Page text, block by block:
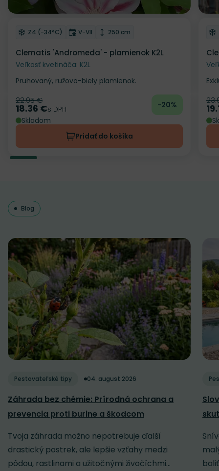
Odober do zoznamu želaní
Mrazuvzdornosť
Z4 (-34°C) Doba kvitnutia
V-VII Výška rastliny
250 cm
Clematis 'Andromeda' - plamienok K2L
Veľkosť kvetináča: K2L
Pruhovaný, ružovo-biely plamienok.
Pôvodná cena
22.95 €
Cena
18.36 €s DPH
-20%
Skladom
Pridať do košíka
Blog
Pestovateľské tipy 04. august 2026
Záhrada bez chémie: Prírodná ochrana a
prevencia proti burine a škodcom
Tvoja záhrada možno nepotrebuje ďalší
drastický postrek, ale lepšie vzťahy medzi
pôdou, rastlinami a užitočnými živočíchmi...